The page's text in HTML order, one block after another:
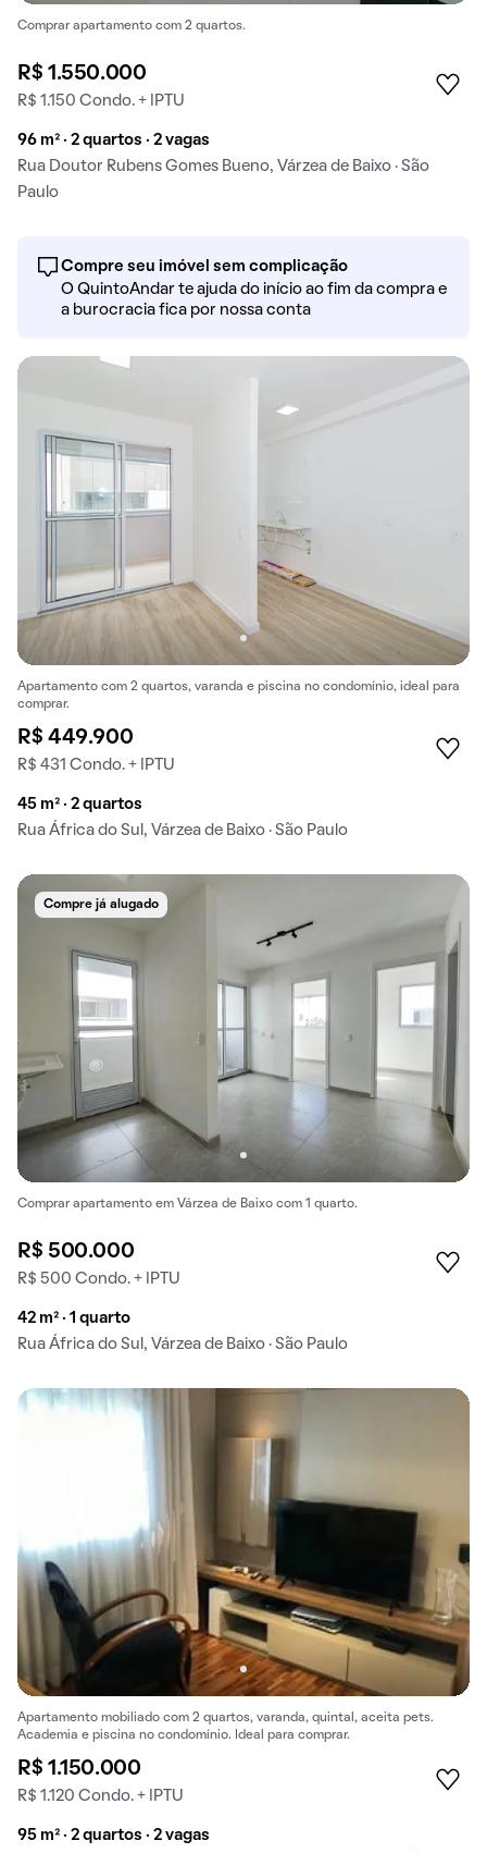
Comprar apartamento com 2 quartos.
R$ 1.550.000
R$ 1.150 Condo. + IPTU
96 m² · 2 quartos · 2 vagas
Rua Doutor Rubens Gomes Bueno, Várzea de Baixo · São
Paulo
Compre seu imóvel sem complicação
O QuintoAndar te ajuda do início ao fim da compra e
a burocracia fica por nossa conta
Apartamento com 2 quartos, varanda e piscina no condomínio, ideal para
comprar.
R$ 449.900
R$ 431 Condo. + IPTU
45 m² · 2 quartos
Rua África do Sul, Várzea de Baixo · São Paulo
Compre já alugado
Comprar apartamento em Várzea de Baixo com 1 quarto.
R$ 500.000
R$ 500 Condo. + IPTU
42 m² · 1 quarto
Rua África do Sul, Várzea de Baixo · São Paulo
Apartamento mobiliado com 2 quartos, varanda, quintal, aceita pets.
Academia e piscina no condomínio. Ideal para comprar.
R$ 1.150.000
R$ 1.120 Condo. + IPTU
95 m² · 2 quartos · 2 vagas